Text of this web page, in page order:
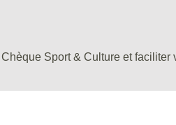
Sport & Culture et faciliter